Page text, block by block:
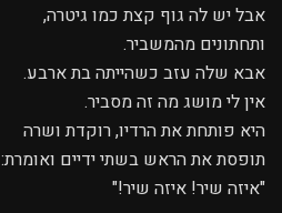
אבל יש לה גוף קצת כמו גיטרה,
ותחתונים מהמשביר.
אבא שלה עזב כשהייתה בת ארבע.
אין לי מושג מה זה מסביר.
היא פותחת את הרדיו, רוקדת ושרה
תופסת את הראש בשתי ידיים ואומרת:
"איזה שיר! איזה שיר!"